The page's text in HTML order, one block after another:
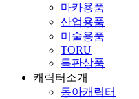
마카용품
산업용품
미술용품
TORU
특판상품
캐릭터소개
동아캐릭터